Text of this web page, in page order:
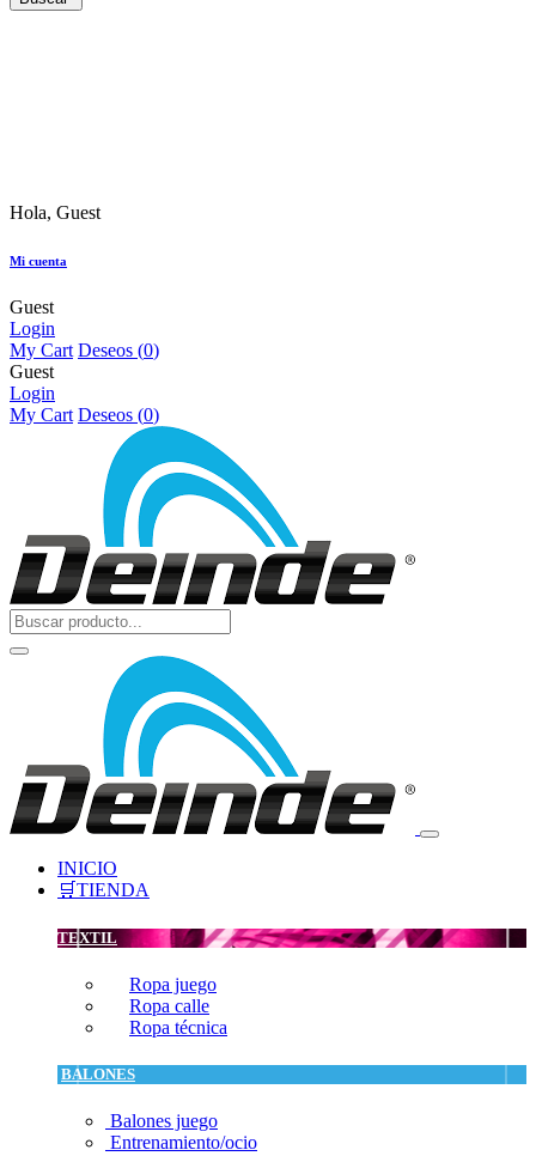
Hola, Guest
Mi cuenta
Guest
Login
My Cart Deseos (0)
Guest
Login
My Cart Deseos (0)
INICIO
🛒TIENDA
TEXTIL
Ropa juego
Ropa calle
Ropa técnica
BALONES
Balones juego
Entrenamiento/ocio